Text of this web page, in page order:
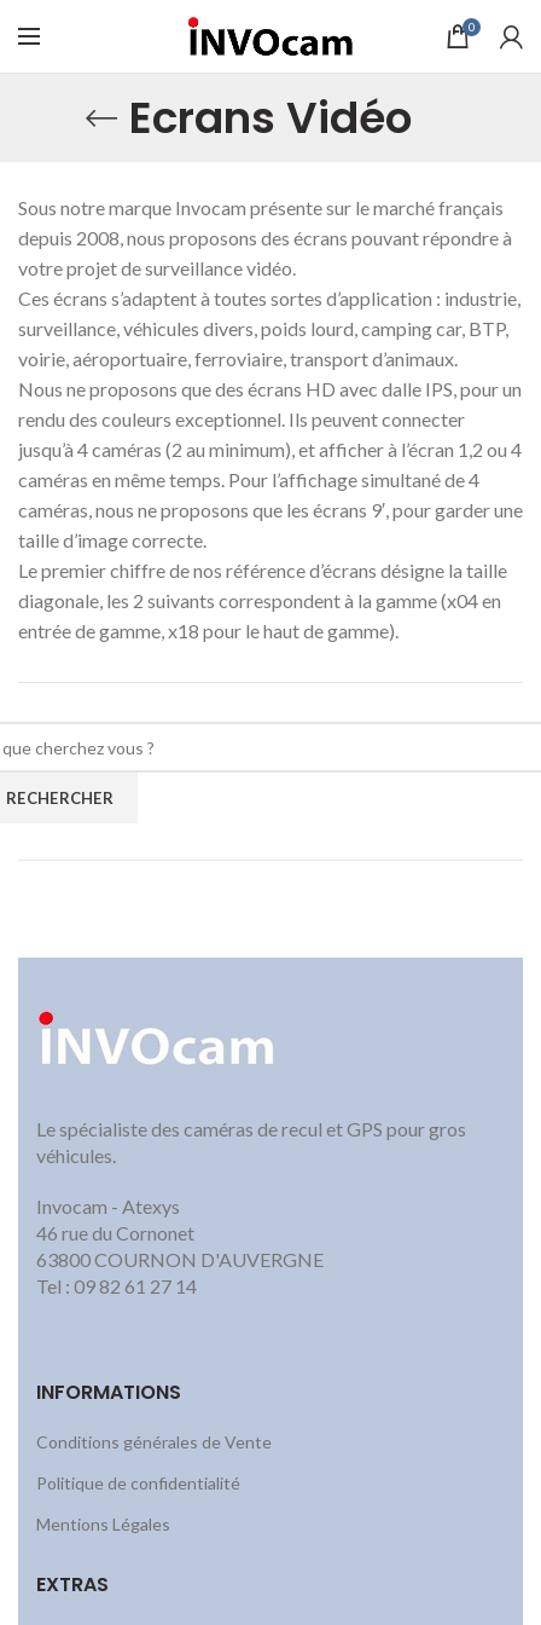
0
Ecrans Vidéo
Sous notre marque Invocam présente sur le marché français
depuis 2008, nous proposons des écrans pouvant répondre à
votre projet de surveillance vidéo.
Ces écrans s’adaptent à toutes sortes d’application : industrie,
surveillance, véhicules divers, poids lourd, camping car, BTP,
voirie, aéroportuaire, ferroviaire, transport d’animaux.
Nous ne proposons que des écrans HD avec dalle IPS, pour un
rendu des couleurs exceptionnel. Ils peuvent connecter
jusqu’à 4 caméras (2 au minimum), et afficher à l’écran 1,2 ou 4
caméras en même temps. Pour l’affichage simultané de 4
caméras, nous ne proposons que les écrans 9′, pour garder une
taille d’image correcte.
Le premier chiffre de nos référence d’écrans désigne la taille
diagonale, les 2 suivants correspondent à la gamme (x04 en
entrée de gamme, x18 pour le haut de gamme).
RECHERCHER
Le spécialiste des caméras de recul et GPS pour gros
véhicules.
Invocam - Atexys
46 rue du Cornonet
63800 COURNON D'AUVERGNE
Tel : 09 82 61 27 14
INFORMATIONS
Conditions générales de Vente
Politique de confidentialité
Mentions Légales
EXTRAS